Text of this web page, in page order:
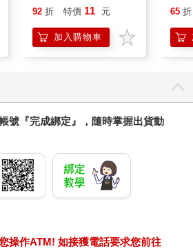
92 折 特價 11 元
加入購物車
金
臉
65 折
號『完成綁定』，隨時掌握出貨動
操作ATM! 如接獲電話要求您前往